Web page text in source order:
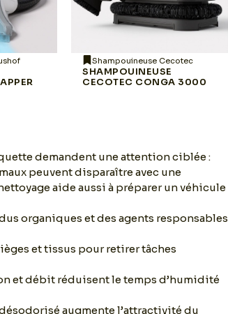
Shampouineuse Cecotec
SHAMPOUINEUSE
CECOTEC CONGA 3000
demandent une attention ciblée :
peuvent disparaître avec une
aide aussi à préparer un véhicule
organiques et des agents responsables
et tissus pour retirer tâches
et débit réduisent le temps d’humidité
augmente l’attractivité du